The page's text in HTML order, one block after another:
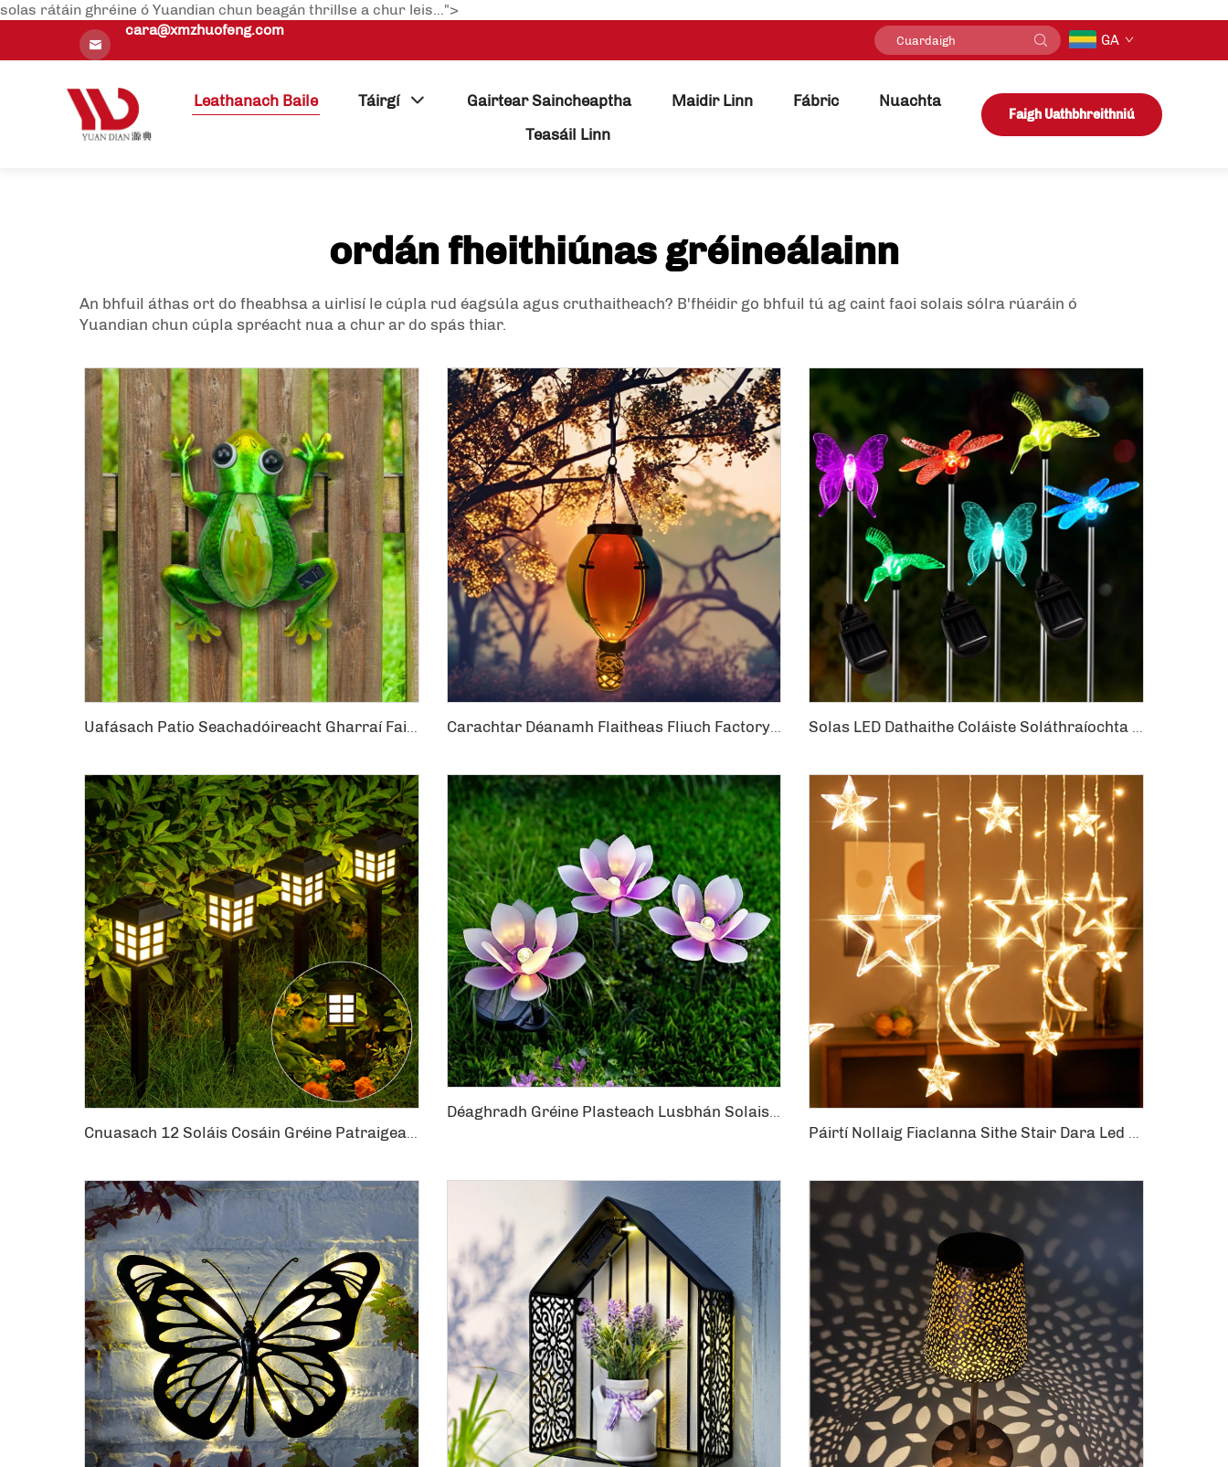
solas rátáin ghréine ó Yuandian chun beagán thrillse a chur leis...">
cara@xmzhuofeng.com
GA
Leathanach Baile Táirgí Gairtear Saincheaptha Maidir Linn Fábric
Nuachta
Teasáil Linn
Faigh Uathbhreithniú
ordán fheithiúnas gréineálainn
An bhfuil áthas ort do fheabhsa a uirlisí le cúpla rud éagsúla agus cruthaitheach? B'fhéidir go bhfuil tú ag caint faoi solais sólra rúaráin ó
Yuandian chun cúpla spréacht nua a chur ar do spás thiar.
Carachtar Déanamh Flaitheas Fliuch Factory Solar Gairdín
Cnuasach 12 Soláis Cosáin Gréine Patraigeacht Déaghradh do Shraith Gairdín Cosán
Déaghradh Gréine Plasteach Lusbhán Solais do Sheomra Gairdín Patraigeacht Cosán
Páirtí Nollaig Fiaclanna Sithe Stair Dara Led Crann Uinéir Décora Sraithe